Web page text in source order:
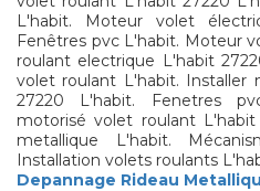
L'habit. Moteur volet
Fenêtres pvc L'habit. Moteur
roulant electrique L'habit
volet roulant L'habit. Installer
27220 L'habit. Fenetres
motorisé volet roulant
metallique L'habit.
Installation volets roulants
Depannage Rideau